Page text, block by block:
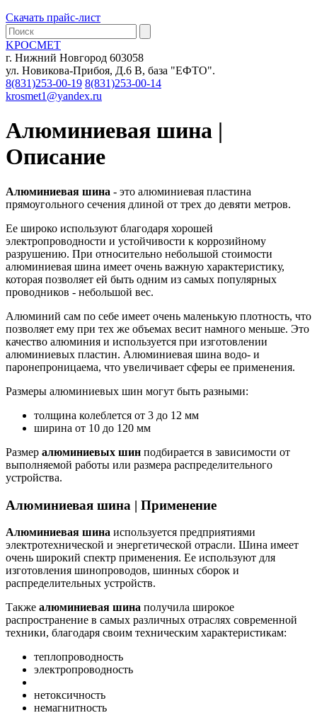
Скачать прайс-лист
KРОСМЕТ
г. Нижний Новгород 603058
ул. Новикова-Прибоя, Д.6 В, база "ЕФТО".
8(831)253-00-19 8(831)253-00-14
krosmet1@yandex.ru
Алюминиевая шина |
Описание
Алюминиевая шина - это алюминиевая пластина
прямоугольного сечения длиной от трех до девяти метров.
Ее широко используют благодаря хорошей
электропроводности и устойчивости к коррозийному
разрушению. При относительно небольшой стоимости
алюминиевая шина имеет очень важную характеристику,
которая позволяет ей быть одним из самых популярных
проводников - небольшой вес.
Алюминий сам по себе имеет очень маленькую плотность, что
позволяет ему при тех же объемах весит намного меньше. Это
качество алюминия и используется при изготовлении
алюминиевых пластин. Алюминиевая шина водо- и
паронепроницаема, что увеличивает сферы ее применения.
Размеры алюминиевых шин могут быть разными:
толщина колеблется от 3 до 12 мм
ширина от 10 до 120 мм
Размер алюминиевых шин подбирается в зависимости от
выполняемой работы или размера распределительного
устройства.
Алюминиевая шина | Применение
Алюминиевая шина используется предприятиями
электротехнической и энергетической отрасли. Шина имеет
очень широкий спектр применения. Ее используют для
изготовления шинопроводов, шинных сборок и
распределительных устройств.
Также алюминиевая шина получила широкое
распространение в самых различных отраслях современной
техники, благодаря своим техническим характеристикам:
теплопроводность
электропроводность
нетоксичность
немагнитность